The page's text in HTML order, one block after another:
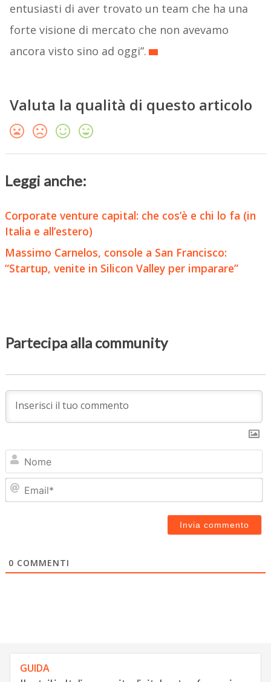
entusiasti di aver trovato un team che ha una
forte visione di mercato che non avevamo
ancora visto sino ad oggi”.
Valuta la qualità di questo articolo
Leggi anche:
Corporate venture capital: che cos’è e chi lo fa (in
Italia e all’estero)
Massimo Carnelos, console a San Francisco:
“Startup, venite in Silicon Valley per imparare”
Partecipa alla community
0 COMMENTI
GUIDA